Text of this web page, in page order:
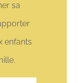
sa
enfants